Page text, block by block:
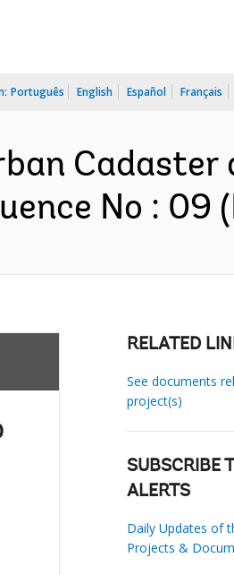
Português English Español Français
Cadaster
No : 09
RELATED
See documents
project(s)
SUBSCRIBE
ALERTS
Daily Updates of
Projects &